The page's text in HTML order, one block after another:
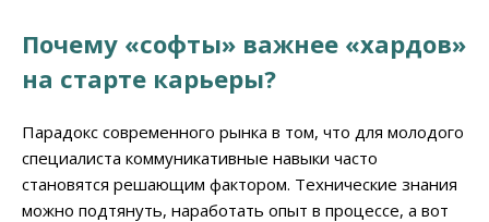
Почему «софты» важнее «хардов»
на старте карьеры?
Парадокс современного рынка в том, что для молодого
специалиста коммуникативные навыки часто
становятся решающим фактором. Технические знания
можно подтянуть, наработать опыт в процессе, а вот